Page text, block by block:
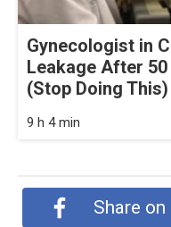
Gynecologist in
Leakage After
(Stop Doing This)
9 h 4 min
Share